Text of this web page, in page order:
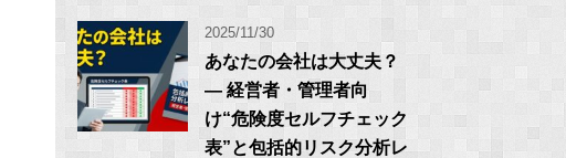
2025/11/30
あなたの会社は大丈夫？
― 経営者・管理者向
け“危険度セルフチェック
表”と包括的リスク分析レ